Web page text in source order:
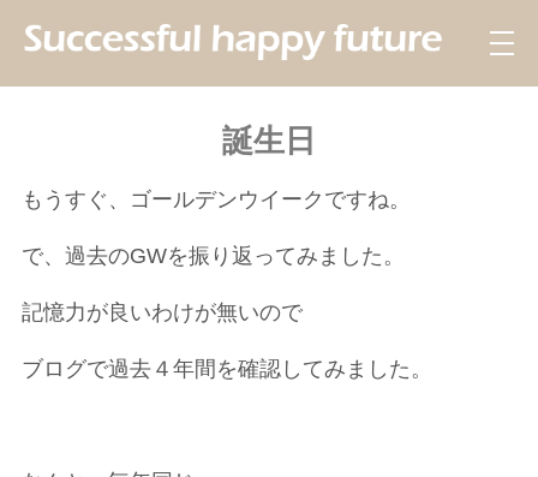
誕生日
もうすぐ、ゴールデンウイークですね。
で、過去のGWを振り返ってみました。
記憶力が良いわけが無いので
ブログで過去４年間を確認してみました。